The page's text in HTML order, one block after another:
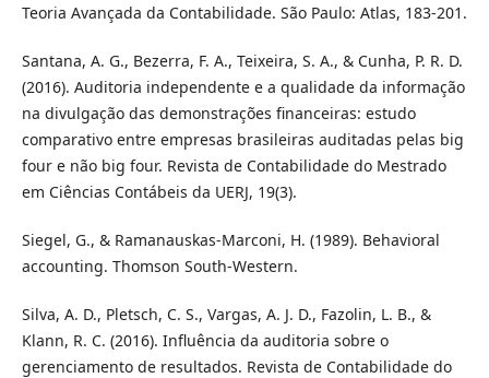
Teoria Avançada da Contabilidade. São Paulo: Atlas, 183-201.
Santana, A. G., Bezerra, F. A., Teixeira, S. A., & Cunha, P. R. D.
(2016). Auditoria independente e a qualidade da informação
na divulgação das demonstrações financeiras: estudo
comparativo entre empresas brasileiras auditadas pelas big
four e não big four. Revista de Contabilidade do Mestrado
em Ciências Contábeis da UERJ, 19(3).
Siegel, G., & Ramanauskas-Marconi, H. (1989). Behavioral
accounting. Thomson South-Western.
Silva, A. D., Pletsch, C. S., Vargas, A. J. D., Fazolin, L. B., &
Klann, R. C. (2016). Influência da auditoria sobre o
gerenciamento de resultados. Revista de Contabilidade do